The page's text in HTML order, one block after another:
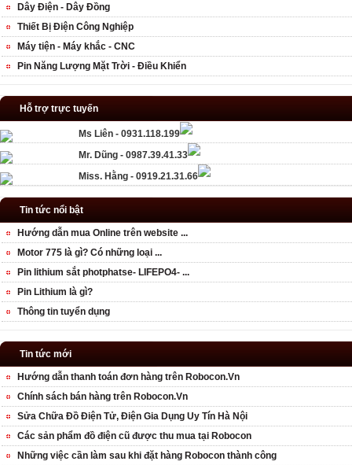
Dây Điện - Dây Đồng
Thiết Bị Điện Công Nghiệp
Máy tiện - Máy khắc - CNC
Pin Năng Lượng Mặt Trời - Điều Khiển
Hỗ trợ trực tuyến
Ms Liên - 0931.118.199
Mr. Dũng - 0987.39.41.33
Miss. Hằng - 0919.21.31.66
Tin tức nổi bật
Hướng dẫn mua Online trên website ...
Motor 775 là gì? Có những loại ...
Pin lithium sắt photphatse- LIFEPO4- ...
Pin Lithium là gì?
Thông tin tuyển dụng
Tin tức mới
Hướng dẫn thanh toán đơn hàng trên Robocon.Vn
Chính sách bán hàng trên Robocon.Vn
Sửa Chữa Đồ Điện Tử, Điện Gia Dụng Uy Tín Hà Nội
Các sản phẩm đồ điện cũ được thu mua tại Robocon
Những việc cần làm sau khi đặt hàng Robocon thành công